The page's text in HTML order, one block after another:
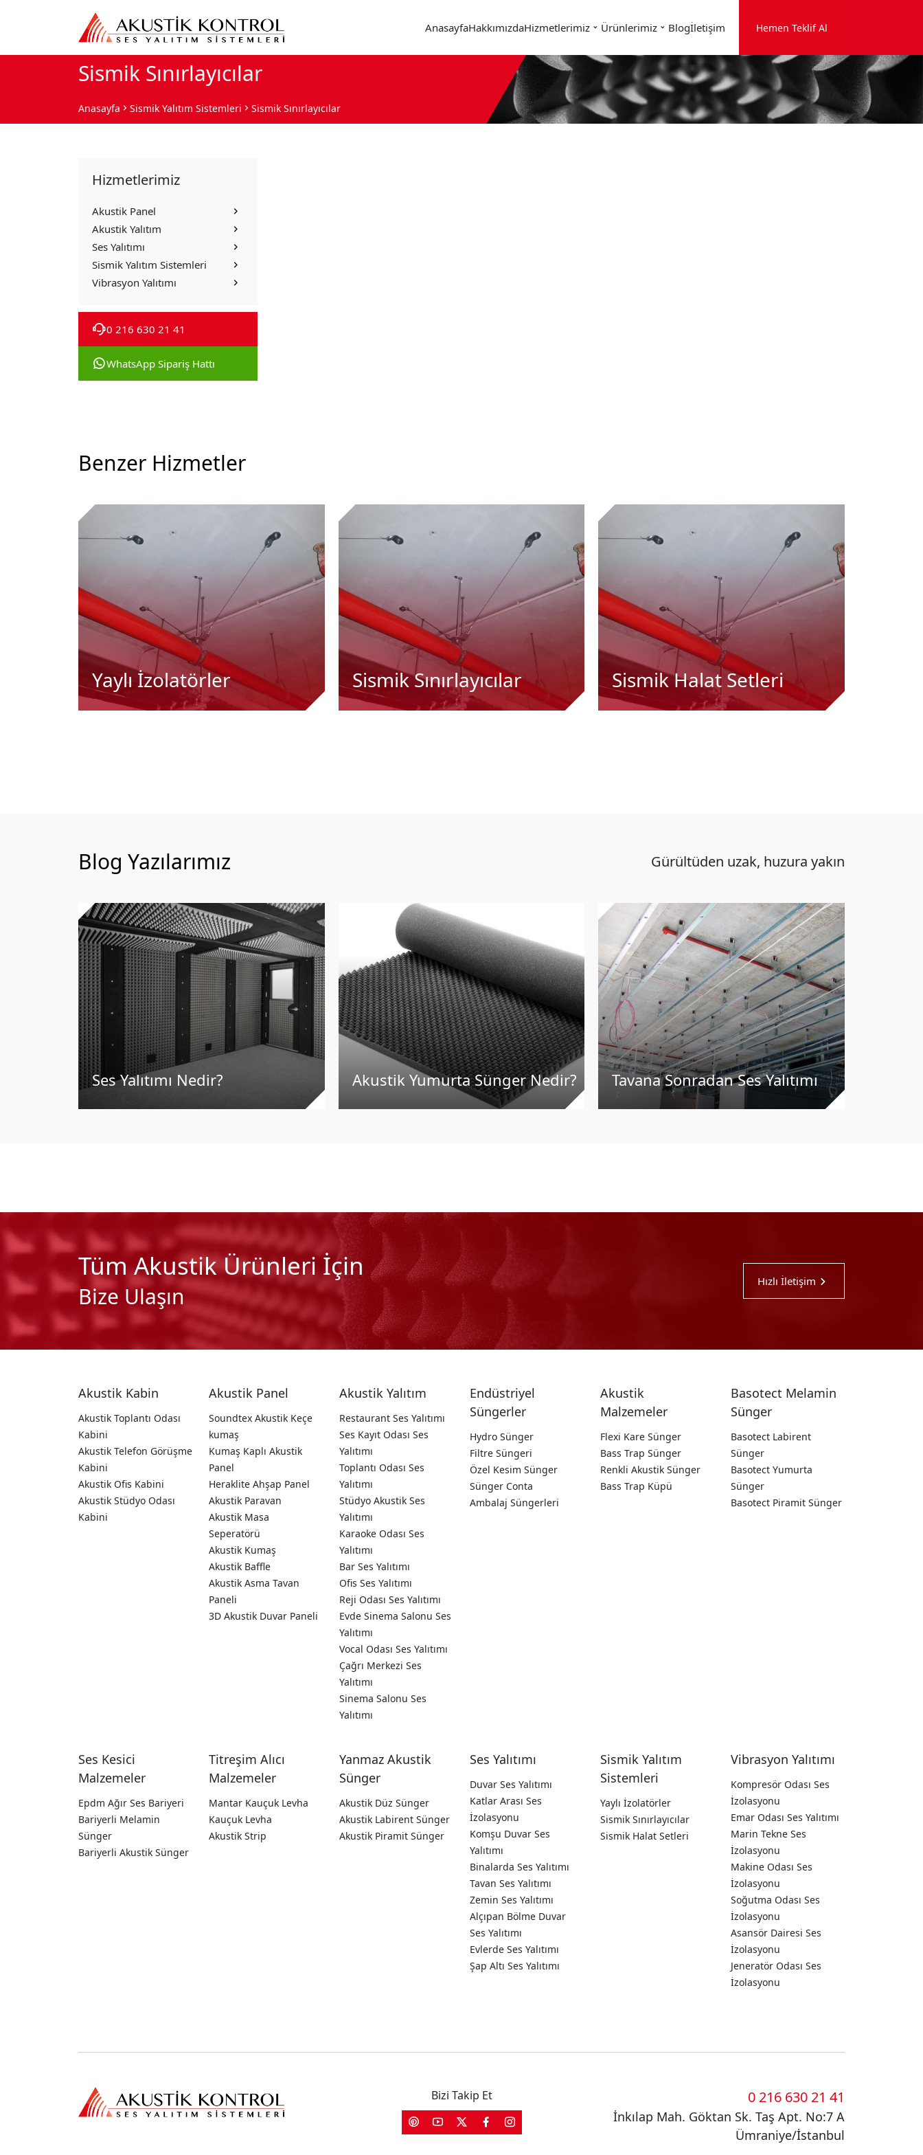
AnasayfaHakkımızdaHizmetlerimiz Ürünlerimiz Blogİletişim Hemen Teklif Al
Sismik Sınırlayıcılar
Anasayfa Sismik Yalıtım Sistemleri Sismik Sınırlayıcılar
Hizmetlerimiz
Akustik Panel
Akustik Yalıtım
Ses Yalıtımı
Sismik Yalıtım Sistemleri
Vibrasyon Yalıtımı
0 216 630 21 41
WhatsApp Sipariş Hattı
Benzer Hizmetler
Yaylı İzolatörler Sismik Sınırlayıcılar Sismik Halat Setleri
Blog Yazılarımız Gürültüden uzak, huzura yakın
Ses Yalıtımı Nedir? Akustik Yumurta Sünger Nedir? Tavana Sonradan Ses Yalıtımı
Tüm Akustik Ürünleri İçin
Bize Ulaşın
Hızlı İletişim
Akustik Kabin
Akustik Toplantı Odası
Kabini
Akustik Telefon Görüşme
Kabini
Akustik Ofis Kabini
Akustik Stüdyo Odası
Kabini
Akustik Panel
Soundtex Akustik Keçe
kumaş
Kumaş Kaplı Akustik
Panel
Heraklite Ahşap Panel
Akustik Paravan
Akustik Masa
Seperatörü
Akustik Kumaş
Akustik Baffle
Akustik Asma Tavan
Paneli
3D Akustik Duvar Paneli
Akustik Yalıtım
Restaurant Ses Yalıtımı
Ses Kayıt Odası Ses
Yalıtımı
Toplantı Odası Ses
Yalıtımı
Stüdyo Akustik Ses
Yalıtımı
Karaoke Odası Ses
Yalıtımı
Bar Ses Yalıtımı
Ofis Ses Yalıtımı
Reji Odası Ses Yalıtımı
Evde Sinema Salonu Ses
Yalıtımı
Vocal Odası Ses Yalıtımı
Çağrı Merkezi Ses
Yalıtımı
Sinema Salonu Ses
Yalıtımı
Endüstriyel
Süngerler
Hydro Sünger
Filtre Süngeri
Özel Kesim Sünger
Sünger Conta
Ambalaj Süngerleri
Akustik
Malzemeler
Flexi Kare Sünger
Bass Trap Sünger
Renkli Akustik Sünger
Bass Trap Küpü
Basotect Melamin
Sünger
Basotect Labirent
Sünger
Basotect Yumurta
Sünger
Basotect Piramit Sünger
Ses Kesici
Malzemeler
Epdm Ağır Ses Bariyeri
Bariyerli Melamin
Sünger
Bariyerli Akustik Sünger
Titreşim Alıcı
Malzemeler
Mantar Kauçuk Levha
Kauçuk Levha
Akustik Strip
Yanmaz Akustik
Sünger
Akustik Düz Sünger
Akustik Labirent Sünger
Akustik Piramit Sünger
Ses Yalıtımı
Duvar Ses Yalıtımı
Katlar Arası Ses
İzolasyonu
Komşu Duvar Ses
Yalıtımı
Binalarda Ses Yalıtımı
Tavan Ses Yalıtımı
Zemin Ses Yalıtımı
Alçıpan Bölme Duvar
Ses Yalıtımı
Evlerde Ses Yalıtımı
Şap Altı Ses Yalıtımı
Sismik Yalıtım
Sistemleri
Yaylı İzolatörler
Sismik Sınırlayıcılar
Sismik Halat Setleri
Vibrasyon Yalıtımı
Kompresör Odası Ses
İzolasyonu
Emar Odası Ses Yalıtımı
Marin Tekne Ses
İzolasyonu
Makine Odası Ses
İzolasyonu
Soğutma Odası Ses
İzolasyonu
Asansör Dairesi Ses
İzolasyonu
Jeneratör Odası Ses
İzolasyonu
Bizi Takip Et 0 216 630 21 41
İnkılap Mah. Göktan Sk. Taş Apt. No:7 A
Ümraniye/İstanbul